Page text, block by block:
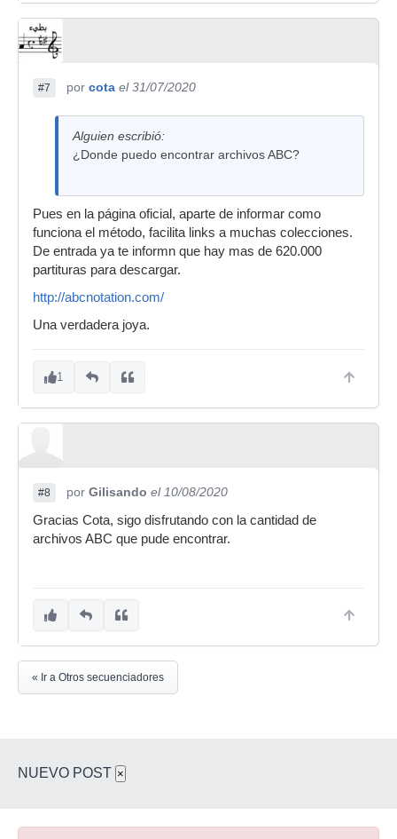
#7 por cota el 31/07/2020
Alguien escribió:
¿Donde puedo encontrar archivos ABC?
Pues en la página oficial, aparte de informar como
funciona el método, facilita links a muchas colecciones.
De entrada ya te informn que hay mas de 620.000
partituras para descargar.
http://abcnotation.com/
Una verdadera joya.
1
#8 por Gilisando el 10/08/2020
Gracias Cota, sigo disfrutando con la cantidad de
archivos ABC que pude encontrar.
« Ir a Otros secuenciadores
NUEVO POST ×